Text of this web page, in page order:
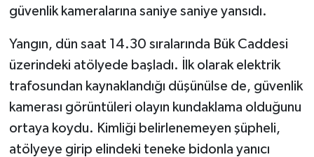
güvenlik kameralarına saniye saniye yansıdı.
Yangın, dün saat 14.30 sıralarında Bük Caddesi
üzerindeki atölyede başladı. İlk olarak elektrik
trafosundan kaynaklandığı düşünülse de, güvenlik
kamerası görüntüleri olayın kundaklama olduğunu
ortaya koydu. Kimliği belirlenemeyen şüpheli,
atölyeye girip elindeki teneke bidonla yanıcı